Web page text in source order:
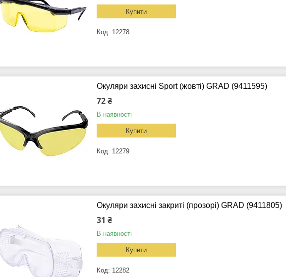
Купити
12278
Окуляри захисні Sport (жовті) GRAD (9411595)
72 ₴
В наявності
Купити
12279
Окуляри захисні закриті (прозорі) GRAD (9411805)
31 ₴
В наявності
Купити
12282